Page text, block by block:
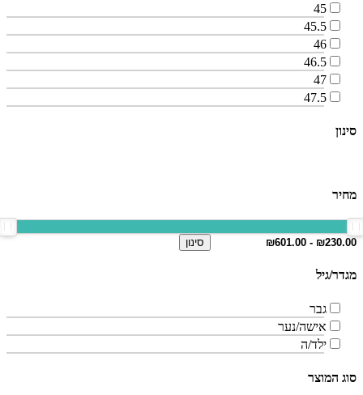
45
45.5
46
46.5
47
47.5
סינון
מחיר
סינון
מגדר/גיל
גבר
אישה/נער
ילד/ה
סוג המוצר